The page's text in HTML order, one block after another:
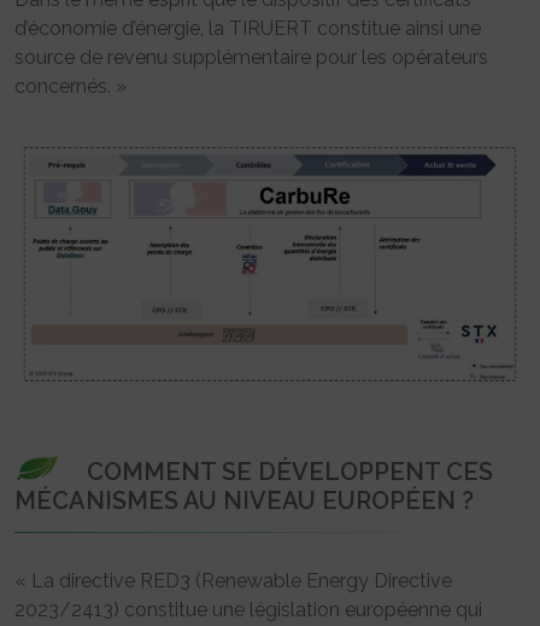
d’économie d’énergie, la TIRUERT constitue ainsi une
source de revenu supplémentaire pour les opérateurs
concernés. »
COMMENT SE DÉVELOPPENT CES
MÉCANISMES AU NIVEAU EUROPÉEN ?
« La directive RED3 (Renewable Energy Directive
2023/2413) constitue une législation européenne qui